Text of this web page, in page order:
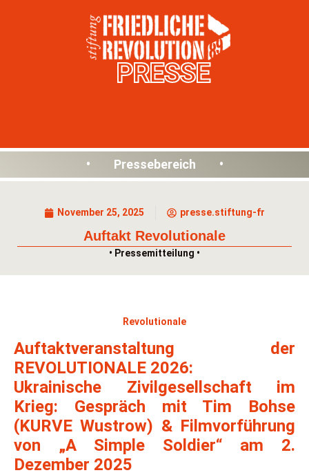
PRESSE
• Pressebereich •
November 25, 2025 presse.stiftung-fr
Auftakt Revolutionale
• Pressemitteilung •
Revolutionale
Auftaktveranstaltung der
REVOLUTIONALE 2026:
Ukrainische Zivilgesellschaft im
Krieg: Gespräch mit Tim Bohse
(KURVE Wustrow) & Filmvorführung
von „A Simple Soldier“ am 2.
Dezember 2025